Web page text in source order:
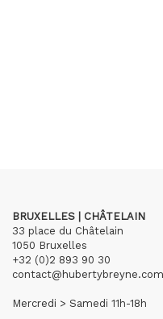
BRUXELLES | CHÂTELAIN
33 place du Châtelain
1050 Bruxelles
+32 (0)2 893 90 30
contact@hubertybreyne.com
Mercredi > Samedi 11h-18h